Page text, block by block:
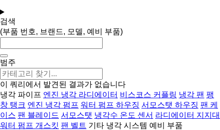
검색
(부품 번호, 브랜드, 모델, 예비 부품)
범주
이 쿼리에서 발견된 결과가 없습니다
냉각 파이프 엔진 냉각 라디에이터 비스코스 커플링 냉각 팬 팽
창 탱크 엔진 냉각 펌프 워터 펌프 하우징 서모스탯 하우징 팬 케
이스 팬 블레이드 서모스탯 냉각수 온도 센서 라디에이터 지지대
워터 펌프 개스킷 팬 벨트 기타 냉각 시스템 예비 부품